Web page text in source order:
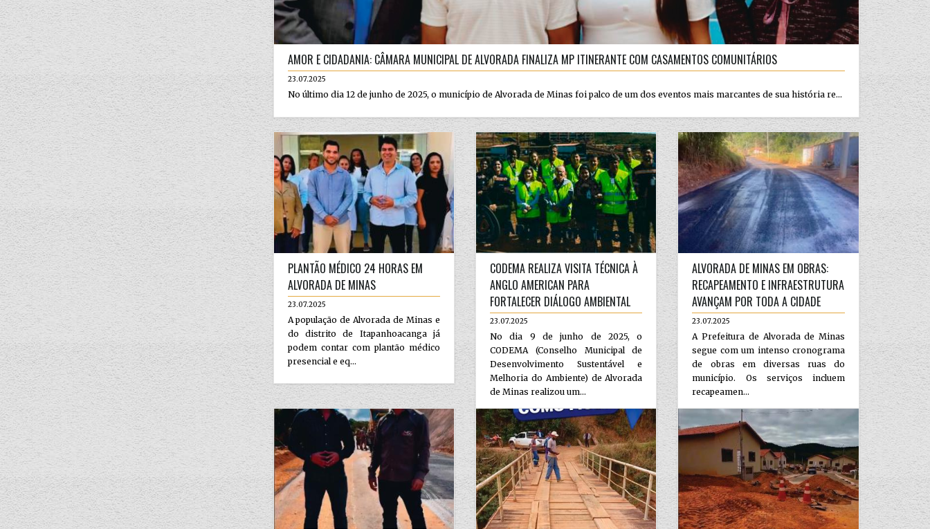
AMOR E CIDADANIA: CÂMARA MUNICIPAL DE ALVORADA FINALIZA MP ITINERANTE COM CASAMENTOS COMUNITÁRIOS
23.07.2025
No último dia 12 de junho de 2025, o município de Alvorada de Minas foi palco de um dos eventos mais marcantes de sua história re...
PLANTÃO MÉDICO 24 HORAS EM
ALVORADA DE MINAS
23.07.2025
A população de Alvorada de Minas e
do distrito de Itapanhoacanga já
podem contar com plantão médico
presencial e eq...
CODEMA REALIZA VISITA TÉCNICA À
ANGLO AMERICAN PARA
FORTALECER DIÁLOGO AMBIENTAL
23.07.2025
No dia 9 de junho de 2025, o
CODEMA (Conselho Municipal de
Desenvolvimento Sustentável e
Melhoria do Ambiente) de Alvorada
de Minas realizou um...
ALVORADA DE MINAS EM OBRAS:
RECAPEAMENTO E INFRAESTRUTURA
AVANÇAM POR TODA A CIDADE
23.07.2025
A Prefeitura de Alvorada de Minas
segue com um intenso cronograma
de obras em diversas ruas do
município. Os serviços incluem
recapeamen...